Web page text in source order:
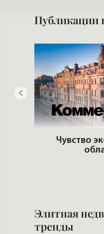
Чувство
Элитная
тренды